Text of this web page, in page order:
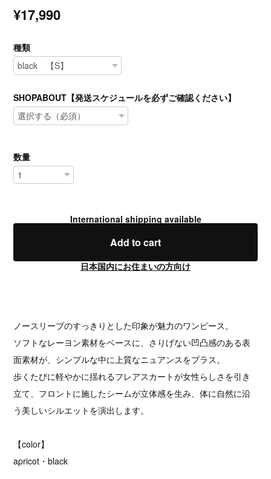
¥17,990
種類
SHOPABOUT【発送スケジュールを必ずご確認ください】
数量
International shipping available
Add to cart
日本国内にお住まいの方向け
ノースリーブのすっきりとした印象が魅力のワンピース。
ソフトなレーヨン素材をベースに、さりげない凹凸感のある表
面素材が、シンプルな中に上質なニュアンスをプラス。
歩くたびに軽やかに揺れるフレアスカートが女性らしさを引き
立て、フロントに施したシームが立体感を生み、体に自然に沿
う美しいシルエットを演出します。
【color】
apricot・black